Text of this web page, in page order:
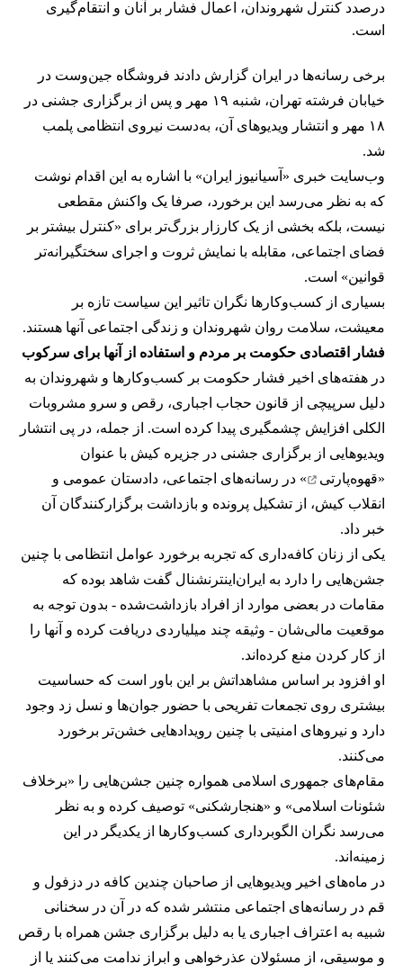
درصدد کنترل شهروندان، اعمال فشار بر آنان و انتقام‌گیری
است.
برخی رسانه‌ها در ایران گزارش دادند فروشگاه جین‌وست در
خیابان فرشته تهران، شنبه ۱۹ مهر و پس از برگزاری جشنی در
۱۸ مهر و انتشار ویدیوهای آن، به‌دست نیروی انتظامی پلمب
شد.
وب‌سایت خبری «آسیانیوز ایران» با اشاره به این اقدام نوشت
که به نظر می‌رسد این برخورد، صرفا یک واکنش مقطعی
نیست، بلکه بخشی از یک کارزار بزرگ‌تر برای «کنترل بیشتر بر
فضای اجتماعی، مقابله با نمایش ثروت و اجرای سختگیرانه‌تر
قوانین» است.
بسیاری از کسب‌وکارها نگران تاثیر این سیاست‌ تازه بر
معیشت، سلامت روان شهروندان و زندگی اجتماعی آنها هستند.
فشار اقتصادی حکومت بر مردم و استفاده از آنها برای سرکوب
در هفته‌های اخیر فشار حکومت بر کسب‌وکارها و شهروندان به
دلیل سرپیچی از قانون حجاب اجباری، رقص و سرو مشروبات
الکلی افزایش چشمگیری پیدا کرده است. از جمله، در پی انتشار
ویدیوهایی از برگزاری جشنی در جزیره کیش با عنوان
«قهوه‌پارتی
» در رسانه‌های اجتماعی، دادستان عمومی و
انقلاب کیش، از تشکیل پرونده و بازداشت برگزارکنندگان آن
خبر داد.
یکی از زنان کافه‌داری که تجربه برخورد عوامل انتظامی با چنین
جشن‌هایی را دارد به ایران‌اینترنشنال گفت شاهد بوده که
مقامات در بعضی موارد از افراد بازداشت‌‌شده - بدون توجه به
موقعیت مالی‌شان - وثیقه چند میلیاردی دریافت کرده و آنها را
از کار کردن منع کرده‌اند.
او افزود بر اساس مشاهداتش بر این باور است که حساسیت
بیشتری روی تجمعات تفریحی با حضور جوان‌ها و نسل زد وجود
دارد و نیروهای امنیتی با چنین رویدادهایی خشن‌تر برخورد
می‌کنند.
مقام‌های جمهوری اسلامی همواره چنین جشن‌هایی را «برخلاف
شئونات اسلامی» و «هنجارشکنی» توصیف کرده و به نظر
می‌رسد نگران الگوبرداری کسب‌وکارها از یکدیگر در این
زمینه‌اند.
در ماه‌های اخیر ویدیوهایی از صاحبان چندین کافه در دزفول و
قم در رسانه‌های اجتماعی منتشر شده که در آن در سخنانی
شبیه به اعتراف اجباری یا به دلیل برگزاری جشن همراه با رقص
و موسیقی، از مسئولان عذرخواهی و ابراز ندامت می‌کنند یا از